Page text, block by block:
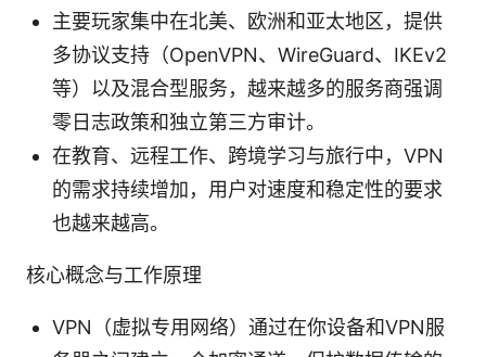
主要玩家集中在北美、欧洲和亚太地区，提供
多协议支持（OpenVPN、WireGuard、IKEv2
等）以及混合型服务，越来越多的服务商强调
零日志政策和独立第三方审计。
在教育、远程工作、跨境学习与旅行中，VPN
的需求持续增加，用户对速度和稳定性的要求
也越来越高。
核心概念与工作原理
VPN（虚拟专用网络）通过在你设备和VPN服